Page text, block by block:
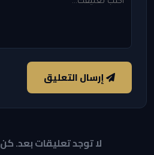
إرسال التعليق
لا توجد تعليقات بعد.